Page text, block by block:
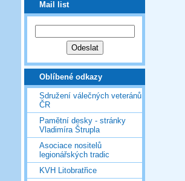
Mail list
Oblíbené odkazy
Sdružení válečných veteránů
ČR
Pamětní desky - stránky
Vladimíra Štrupla
Asociace nositelů
legionářských tradic
KVH Litobratřice